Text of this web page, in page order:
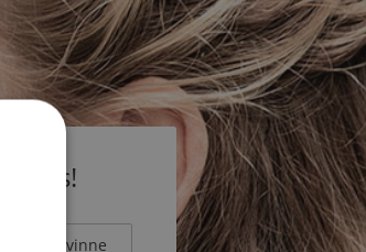
Kvinne